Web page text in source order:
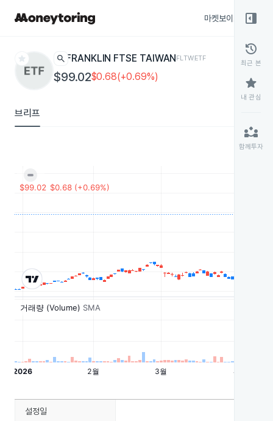
마켓보이스
star search FRANKLIN FTSE TAIWANFLTWETF
$99.02$0.68(+0.69%)
브리프
right_panel_open
history
최근 본
star
내 관심
partner_exchange
함께투자